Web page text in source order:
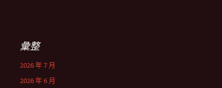
彙整
2026 年 7 月
2026 年 6 月